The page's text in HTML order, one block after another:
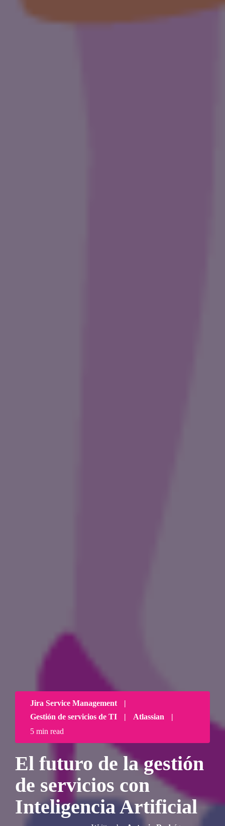
Jira Service Management
|
Gestión de servicios de TI
| Atlassian
|
5 min read
El futuro de la gestión
de servicios con
Inteligencia Artificial